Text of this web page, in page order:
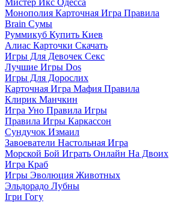
Мистер Икс Одесса
Монополия Карточная Игра Правила
Brain Сумы
Руммикуб Купить Киев
Алиас Карточки Скачать
Игры Для Девочек Секс
Лучшие Игры Dos
Игры Для Дорослих
Карточная Игра Мафия Правила
Клирик Манчкин
Игра Уно Правила Игры
Правила Игры Каркассон
Сундучок Измаил
Завоеватели Настольная Игра
Морской Бой Играть Онлайн На Двоих
Игра Краб
Игры Эволюция Животных
Эльдорадо Лубны
Ігри Гогу